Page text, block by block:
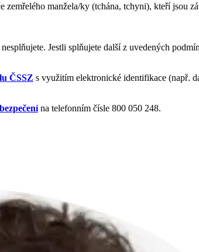
zemřelého manžela/ky (tchána, tchyni), kteří
Jestli splňujete další z uvedených
ČSSZ s využitím elektronické identifikace (např.
na telefonním čísle 800 050 248.